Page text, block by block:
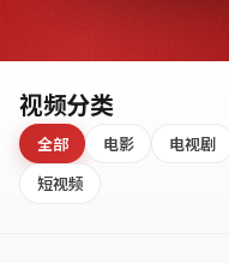
视频分类
全部 电影 电视剧
短视频